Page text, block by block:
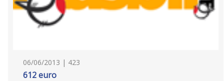
06/06/2013 | 423
612 euro